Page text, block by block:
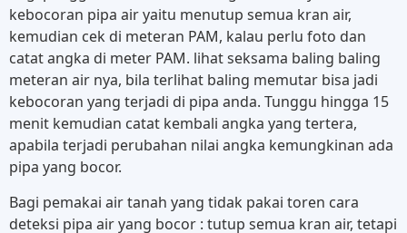
kebocoran pipa air yaitu menutup semua kran air,
kemudian cek di meteran PAM, kalau perlu foto dan
catat angka di meter PAM. lihat seksama baling baling
meteran air nya, bila terlihat baling memutar bisa jadi
kebocoran yang terjadi di pipa anda. Tunggu hingga 15
menit kemudian catat kembali angka yang tertera,
apabila terjadi perubahan nilai angka kemungkinan ada
pipa yang bocor.
Bagi pemakai air tanah yang tidak pakai toren cara
deteksi pipa air yang bocor : tutup semua kran air, tetapi